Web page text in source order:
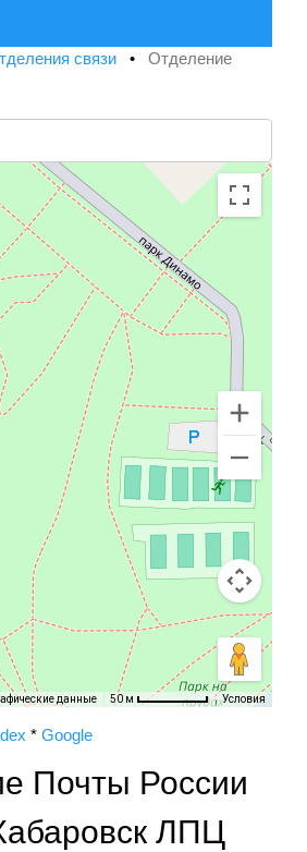
связи • Отделение
данные 50 м Условия
* Google
Почты России
ЛПЦ